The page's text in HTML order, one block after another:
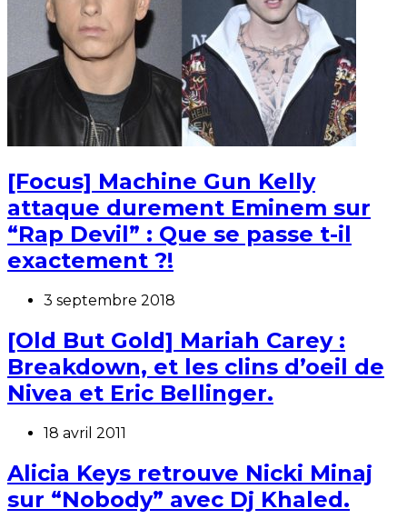
[Focus] Machine Gun Kelly
attaque durement Eminem sur
“Rap Devil” : Que se passe t-il
exactement ?!
3 septembre 2018
[Old But Gold] Mariah Carey :
Breakdown, et les clins d’oeil de
Nivea et Eric Bellinger.
18 avril 2011
Alicia Keys retrouve Nicki Minaj
sur “Nobody” avec Dj Khaled.